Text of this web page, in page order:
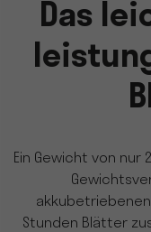
Das
Ein Gewicht von nur
akkubetriebenen
Stunden Blätter